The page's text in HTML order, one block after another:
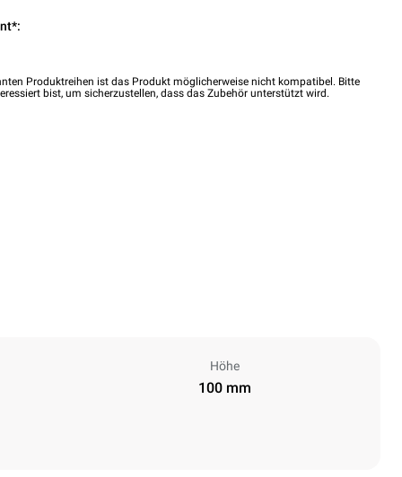
Produktreihen ist das Produkt möglicherweise nicht kompatibel. Bitte
bist, um sicherzustellen, dass das Zubehör unterstützt wird.
Höhe
100 mm